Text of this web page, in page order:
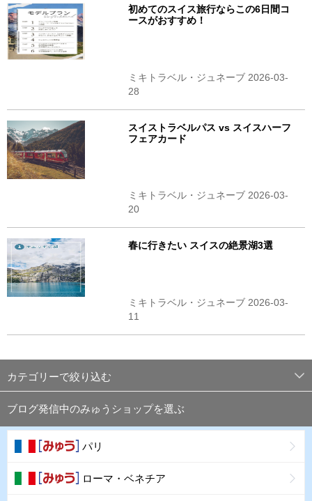
初めてのスイス旅行ならこの6日間コ
ースがおすすめ！
ミキトラベル・ジュネーブ 2026-03-
28
スイストラベルパス vs スイスハーフ
フェアカード
ミキトラベル・ジュネーブ 2026-03-
20
春に行きたい スイスの絶景湖3選
ミキトラベル・ジュネーブ 2026-03-
11
カテゴリーで絞り込む
ブログ発信中のみゅうショップを選ぶ
パリ
ローマ・ベネチア